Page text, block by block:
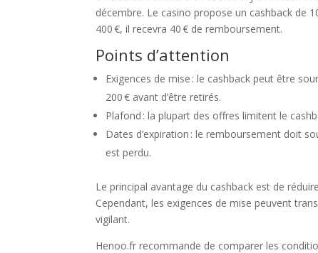
décembre. Le casino propose un cashback de
400 €, il recevra 40 € de remboursement.
Points d’attention
Exigences de mise : le cashback peut être
200 € avant d’être retirés.
Plafond : la plupart des offres limitent le
Dates d’expiration : le remboursement doit
est perdu.
Le principal avantage du cashback est de
Cependant, les exigences de mise peuvent
vigilant.
Henoo.fr recommande de comparer les